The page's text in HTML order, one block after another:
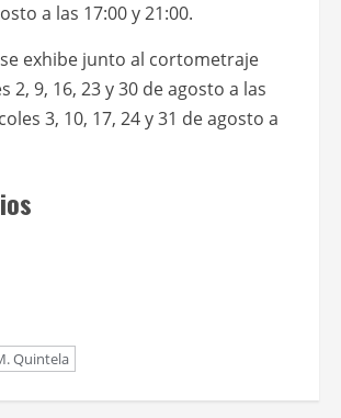
a las 17:00 y 21:00.
exhibe junto al cortometraje
2, 9, 16, 23 y 30 de agosto a las
3, 10, 17, 24 y 31 de agosto a
Quintela